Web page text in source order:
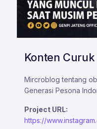
Konten Curuk
Mircroblog tentang
Generasi Pesona
Project URL:
https://